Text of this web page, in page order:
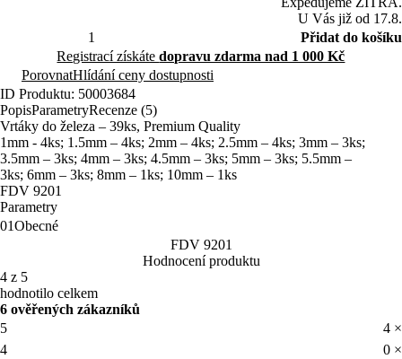
U Vás již od 17.8.
Přidat do košíku
Registrací získátedopravu zdarma nad 1 000 Kč
PorovnatHlídání ceny dostupnosti
ID Produktu: 50003684
PopisParametryRecenze (5)
Vrtáky do železa – 39ks, Premium Quality
1mm - 4ks; 1.5mm – 4ks; 2mm – 4ks; 2.5mm – 4ks; 3mm – 3ks;
3.5mm – 3ks; 4mm – 3ks; 4.5mm – 3ks; 5mm – 3ks; 5.5mm –
3ks; 6mm – 3ks; 8mm – 1ks; 10mm – 1ks
FDV 9201
Parametry
01Obecné
FDV 9201
Hodnocení produktu
4 z 5
hodnotilo celkem
6 ověřených zákazníků
5
4 ×
4
0 ×